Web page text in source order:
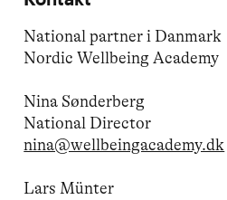
National partner i Danmark
Nordic Wellbeing Academy
Nina Sønderberg
National Director
nina@wellbeingacademy.dk
Lars Münter